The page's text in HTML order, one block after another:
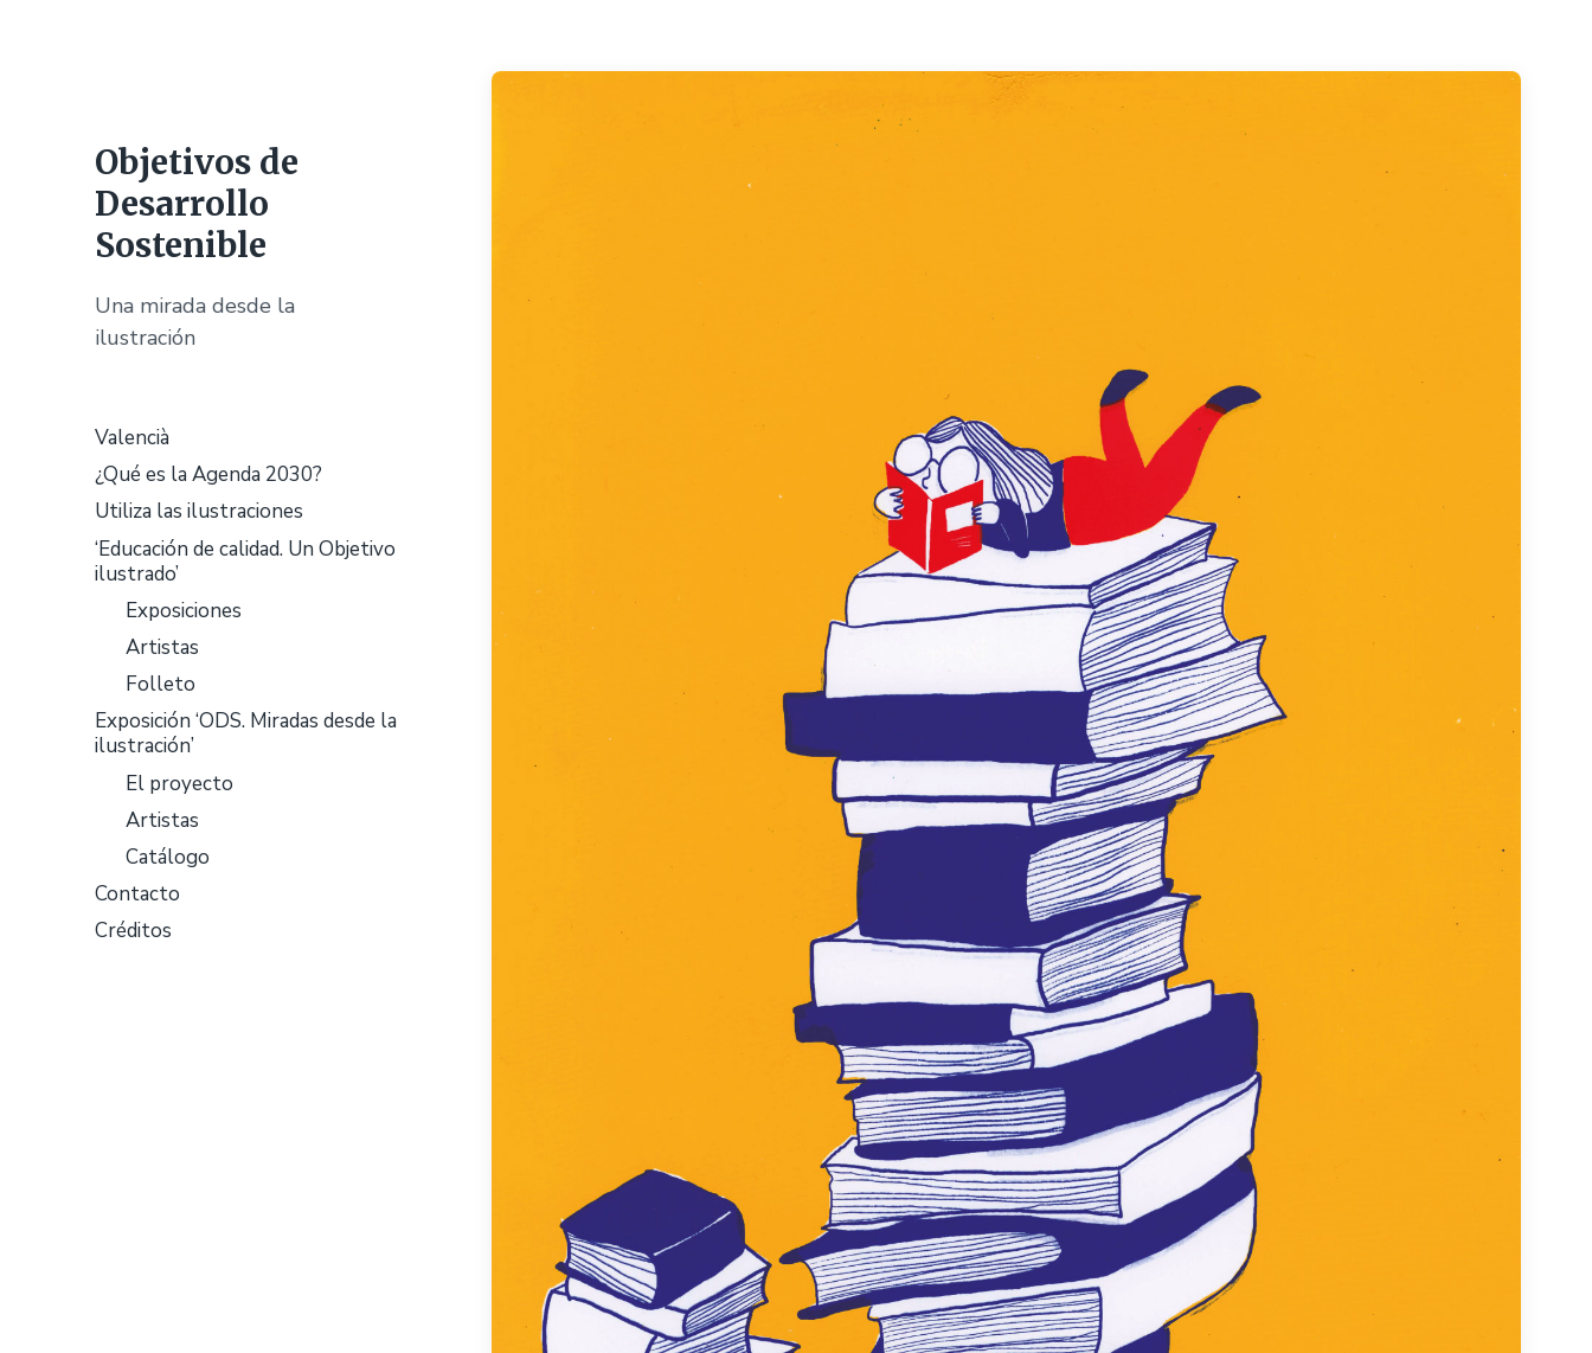
Objetivos de
Desarrollo
Sostenible
Una mirada desde la
ilustración
Valencià
¿Qué es la Agenda 2030?
Utiliza las ilustraciones
‘Educación de calidad. Un Objetivo
ilustrado’
Exposiciones
Artistas
Folleto
Exposición ‘ODS. Miradas desde la
ilustración’
El proyecto
Artistas
Catálogo
Contacto
Créditos